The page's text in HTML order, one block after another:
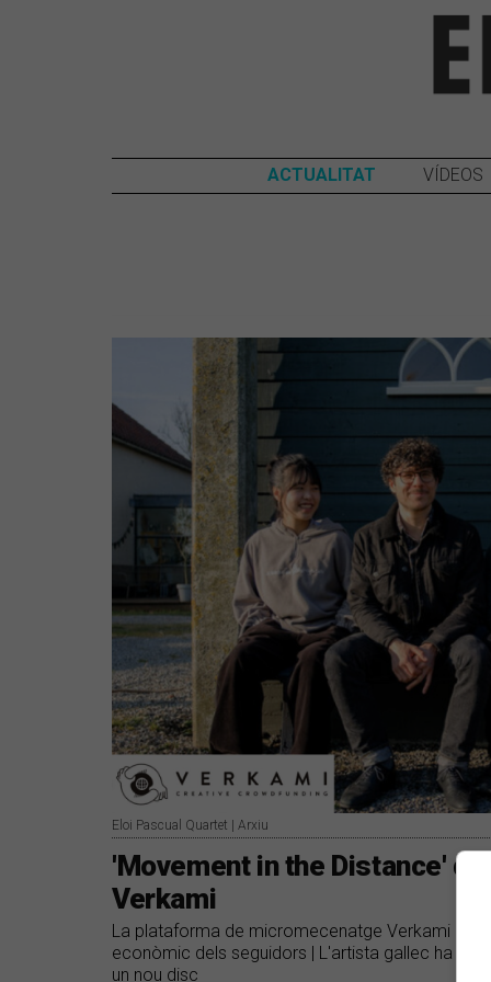
ACTUALITAT VÍDEOS
Eloi Pascual Quartet | Arxiu
'Movement in the Distance'
Verkami
La plataforma de micromecenatge Verkami
econòmic dels seguidors | L'artista gallec ha
un nou disc